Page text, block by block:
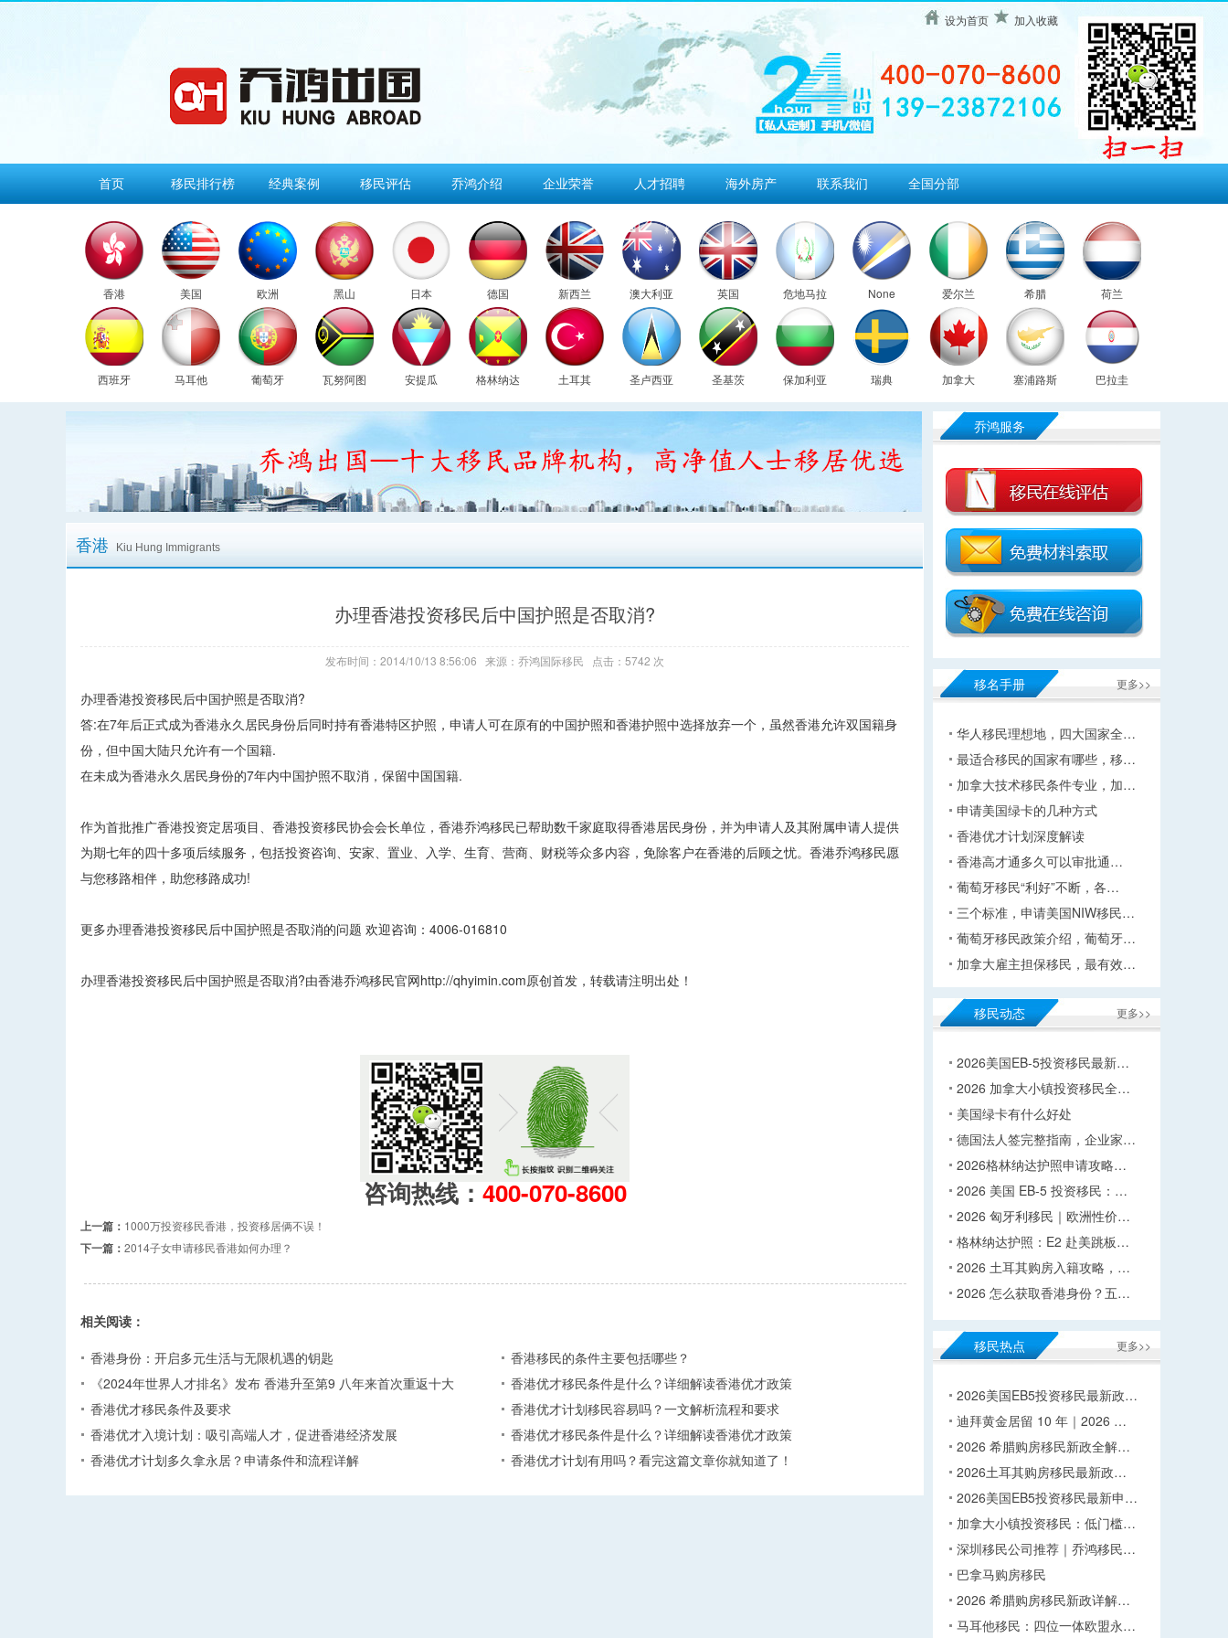
设为首页 加入收藏
首页 移民排行榜 经典案例 移民评估 乔鸿介绍 企业荣誉 人才招聘 海外房产 联系我们 全国分部
香港 美国 欧洲 黑山 日本 德国 新西兰 澳大利亚 英国 危地马拉 None 爱尔兰 希腊 荷兰
西班牙 马耳他 葡萄牙 瓦努阿图 安提瓜 格林纳达 土耳其 圣卢西亚 圣基茨 保加利亚 瑞典 加拿大 塞浦路斯 巴拉圭
香港 Kiu Hung Immigrants
办理香港投资移民后中国护照是否取消?
发布时间：2014/10/13 8:56:06 来源：乔鸿国际移民 点击：5742 次
办理香港投资移民后中国护照是否取消?
答:在7年后正式成为香港永久居民身份后同时持有香港特区护照，申请人可在原有的中国护照和香港护照中选择放弃一个，虽然香港允许双国籍身
份，但中国大陆只允许有一个国籍.
在未成为香港永久居民身份的7年内中国护照不取消，保留中国国籍.
作为首批推广香港投资定居项目、香港投资移民协会会长单位，香港乔鸿移民已帮助数千家庭取得香港居民身份，并为申请人及其附属申请人提供
为期七年的四十多项后续服务，包括投资咨询、安家、置业、入学、生育、营商、财税等众多内容，免除客户在香港的后顾之忧。香港乔鸿移民愿
与您移路相伴，助您移路成功!
更多办理香港投资移民后中国护照是否取消的问题 欢迎咨询：4006-016810
办理香港投资移民后中国护照是否取消?由香港乔鸿移民官网http://qhyimin.com原创首发，转载请注明出处！
咨询热线： 400-070-8600
上一篇： 1000万投资移民香港，投资移居俩不误！
下一篇： 2014子女申请移民香港如何办理？
相关阅读：
香港身份：开启多元生活与无限机遇的钥匙
香港移民的条件主要包括哪些？
《2024年世界人才排名》发布 香港升至第9 八年来首次重返十大
香港优才移民条件是什么？详细解读香港优才政策
香港优才移民条件及要求
香港优才计划移民容易吗？一文解析流程和要求
香港优才入境计划：吸引高端人才，促进香港经济发展
香港优才移民条件是什么？详细解读香港优才政策
香港优才计划多久拿永居？申请条件和流程详解
香港优才计划有用吗？看完这篇文章你就知道了！
乔鸿服务
更多>>
移名手册
华人移民理想地，四大国家全…
最适合移民的国家有哪些，移…
加拿大技术移民条件专业，加…
申请美国绿卡的几种方式
香港优才计划深度解读
香港高才通多久可以审批通…
葡萄牙移民“利好”不断，各…
三个标准，申请美国NIW移民…
葡萄牙移民政策介绍，葡萄牙…
加拿大雇主担保移民，最有效…
更多>>
移民动态
2026美国EB-5投资移民最新…
2026 加拿大小镇投资移民全…
美国绿卡有什么好处
德国法人签完整指南，企业家…
2026格林纳达护照申请攻略…
2026 美国 EB-5 投资移民：…
2026 匈牙利移民｜欧洲性价…
格林纳达护照：E2 赴美跳板…
2026 土耳其购房入籍攻略，…
2026 怎么获取香港身份？五…
更多>>
移民热点
2026美国EB5投资移民最新政…
迪拜黄金居留 10 年｜2026 …
2026 希腊购房移民新政全解…
2026土耳其购房移民最新政…
2026美国EB5投资移民最新申…
加拿大小镇投资移民：低门槛…
深圳移民公司推荐｜乔鸿移民…
巴拿马购房移民
2026 希腊购房移民新政详解…
马耳他移民：四位一体欧盟永…